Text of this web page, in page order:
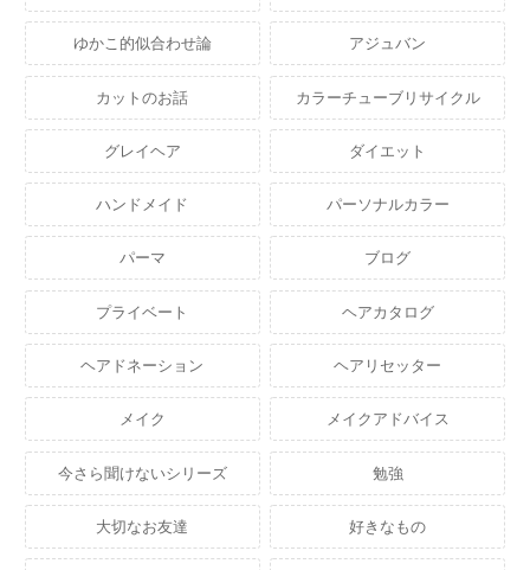
ゆかこ的似合わせ論 アジュバン
カットのお話 カラーチューブリサイクル
グレイヘア ダイエット
ハンドメイド パーソナルカラー
パーマ ブログ
プライベート ヘアカタログ
ヘアドネーション ヘアリセッター
メイク メイクアドバイス
今さら聞けないシリーズ 勉強
大切なお友達 好きなもの